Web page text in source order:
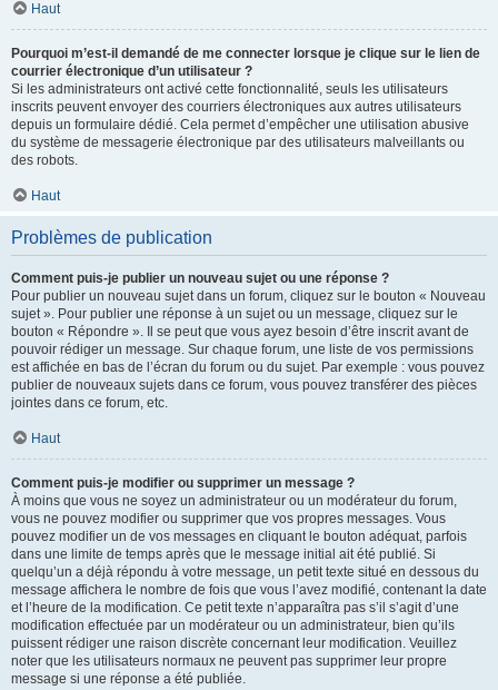
Haut
Pourquoi m’est-il demandé de me connecter lorsque je clique sur le lien de
courrier électronique d’un utilisateur ?
Si les administrateurs ont activé cette fonctionnalité, seuls les utilisateurs
inscrits peuvent envoyer des courriers électroniques aux autres utilisateurs
depuis un formulaire dédié. Cela permet d’empêcher une utilisation abusive
du système de messagerie électronique par des utilisateurs malveillants ou
des robots.
Haut
Problèmes de publication
Comment puis-je publier un nouveau sujet ou une réponse ?
Pour publier un nouveau sujet dans un forum, cliquez sur le bouton « Nouveau
sujet ». Pour publier une réponse à un sujet ou un message, cliquez sur le
bouton « Répondre ». Il se peut que vous ayez besoin d’être inscrit avant de
pouvoir rédiger un message. Sur chaque forum, une liste de vos permissions
est affichée en bas de l’écran du forum ou du sujet. Par exemple : vous pouvez
publier de nouveaux sujets dans ce forum, vous pouvez transférer des pièces
jointes dans ce forum, etc.
Haut
Comment puis-je modifier ou supprimer un message ?
À moins que vous ne soyez un administrateur ou un modérateur du forum,
vous ne pouvez modifier ou supprimer que vos propres messages. Vous
pouvez modifier un de vos messages en cliquant le bouton adéquat, parfois
dans une limite de temps après que le message initial ait été publié. Si
quelqu’un a déjà répondu à votre message, un petit texte situé en dessous du
message affichera le nombre de fois que vous l’avez modifié, contenant la date
et l’heure de la modification. Ce petit texte n’apparaîtra pas s’il s’agit d’une
modification effectuée par un modérateur ou un administrateur, bien qu’ils
puissent rédiger une raison discrète concernant leur modification. Veuillez
noter que les utilisateurs normaux ne peuvent pas supprimer leur propre
message si une réponse a été publiée.